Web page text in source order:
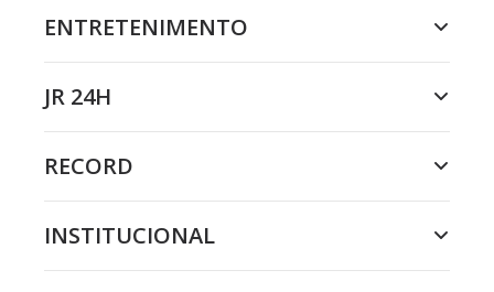
ENTRETENIMENTO
JR 24H
RECORD
INSTITUCIONAL